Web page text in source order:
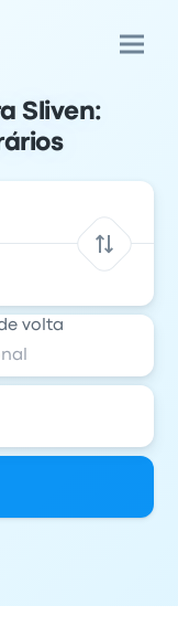
Sliven:
volta